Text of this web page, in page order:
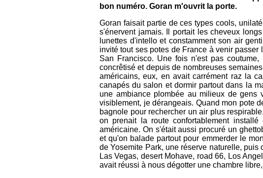
bon numéro. Goran m'ouvrit la porte.
Goran faisait partie de ces types cools,
s'énervent jamais. Il portait les cheveux
lunettes d'intello et constamment son air
invité tout ses potes de France à venir passer
San Francisco. Une fois n'est pas
concrêtisé et depuis de nombreuses
américains, eux, en avait carrément raz la
canapés du salon et dormir partout dans la
une ambiance plombée au milieux de
visiblement, je dérangeais. Quand mon pote
bagnole pour rechercher un air plus
on prenait la route confortablement
américaine. On s'était aussi procuré un
et qu'on balade partout pour emmerder le
de Yosemite Park, une réserve naturelle,
Las Vegas, desert Mohave, road 66, Los
avait réussi à nous dégotter une chambre